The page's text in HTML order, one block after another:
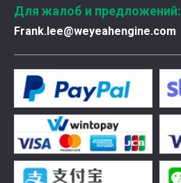
Для жалоб и предложений:
Frank.lee@weyeahengine.com